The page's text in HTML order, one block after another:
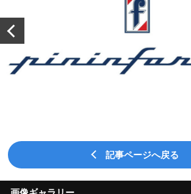
記事ページへ戻る